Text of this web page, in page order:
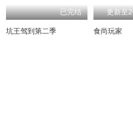
已完结
坑王驾到第二季
更新至
食尚玩家